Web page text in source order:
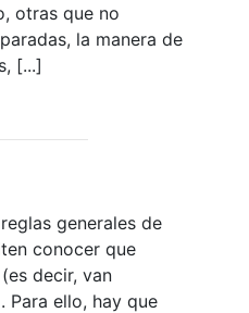
otras que no
la manera de
[...]
generales de
conocer que
decir, van
Para ello, hay que